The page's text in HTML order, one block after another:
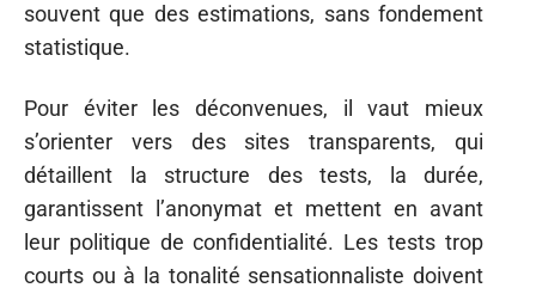
souvent que des estimations, sans fondement
statistique.
Pour éviter les déconvenues, il vaut mieux
s’orienter vers des sites transparents, qui
détaillent la structure des tests, la durée,
garantissent l’anonymat et mettent en avant
leur politique de confidentialité. Les tests trop
courts ou à la tonalité sensationnaliste doivent